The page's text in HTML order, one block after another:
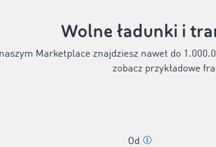
Wolne ładunki i
Marketplace znajdziesz nawet do
zobacz przykładowe
Od